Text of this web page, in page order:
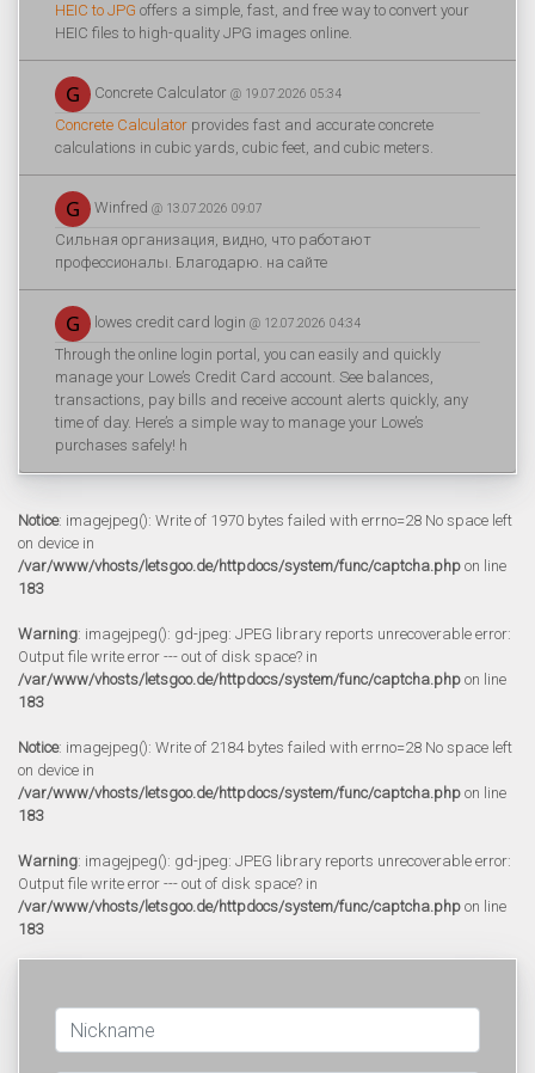
HEIC to JPG offers a simple, fast, and free way to convert your
HEIC files to high-quality JPG images online.
Concrete Calculator @ 19.07.2026 05:34
Concrete Calculator provides fast and accurate concrete
calculations in cubic yards, cubic feet, and cubic meters.
Winfred @ 13.07.2026 09:07
Сильная организация, видно, что работают
профессионалы. Благодарю. на сайте
lowes credit card login @ 12.07.2026 04:34
Through the online login portal, you can easily and quickly
manage your Lowe’s Credit Card account. See balances,
transactions, pay bills and receive account alerts quickly, any
time of day. Here’s a simple way to manage your Lowe’s
purchases safely! h
Notice: imagejpeg(): Write of 1970 bytes failed with errno=28 No space left
on device in
/var/www/vhosts/letsgoo.de/httpdocs/system/func/captcha.php on line
183
Warning: imagejpeg(): gd-jpeg: JPEG library reports unrecoverable error:
Output file write error --- out of disk space? in
/var/www/vhosts/letsgoo.de/httpdocs/system/func/captcha.php on line
183
Notice: imagejpeg(): Write of 2184 bytes failed with errno=28 No space left
on device in
/var/www/vhosts/letsgoo.de/httpdocs/system/func/captcha.php on line
183
Warning: imagejpeg(): gd-jpeg: JPEG library reports unrecoverable error:
Output file write error --- out of disk space? in
/var/www/vhosts/letsgoo.de/httpdocs/system/func/captcha.php on line
183